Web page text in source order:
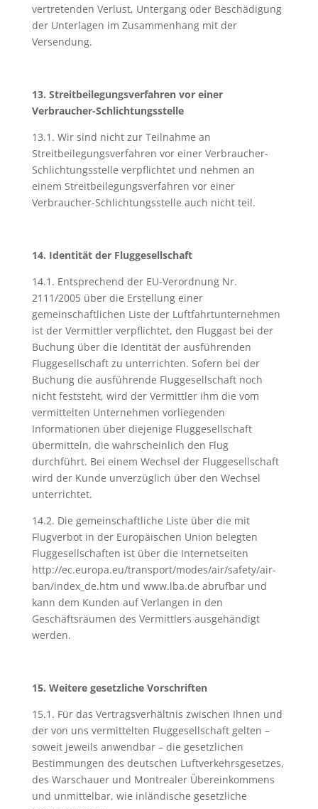
vertretenden Verlust, Untergang oder Beschädigung
der Unterlagen im Zusammenhang mit der
Versendung.
13. Streitbeilegungsverfahren vor einer
Verbraucher-Schlichtungsstelle
13.1. Wir sind nicht zur Teilnahme an
Streitbeilegungsverfahren vor einer Verbraucher-
Schlichtungsstelle verpflichtet und nehmen an
einem Streitbeilegungsverfahren vor einer
Verbraucher-Schlichtungsstelle auch nicht teil.
14. Identität der Fluggesellschaft
14.1. Entsprechend der EU-Verordnung Nr.
2111/2005 über die Erstellung einer
gemeinschaftlichen Liste der Luftfahrtunternehmen
ist der Vermittler verpflichtet, den Fluggast bei der
Buchung über die Identität der ausführenden
Fluggesellschaft zu unterrichten. Sofern bei der
Buchung die ausführende Fluggesellschaft noch
nicht feststeht, wird der Vermittler ihm die vom
vermittelten Unternehmen vorliegenden
Informationen über diejenige Fluggesellschaft
übermitteln, die wahrscheinlich den Flug
durchführt. Bei einem Wechsel der Fluggesellschaft
wird der Kunde unverzüglich über den Wechsel
unterrichtet.
14.2. Die gemeinschaftliche Liste über die mit
Flugverbot in der Europäischen Union belegten
Fluggesellschaften ist über die Internetseiten
http://ec.europa.eu/transport/modes/air/safety/air-
ban/index_de.htm und www.lba.de abrufbar und
kann dem Kunden auf Verlangen in den
Geschäftsräumen des Vermittlers ausgehändigt
werden.
15. Weitere gesetzliche Vorschriften
15.1. Für das Vertragsverhältnis zwischen Ihnen und
der von uns vermittelten Fluggesellschaft gelten –
soweit jeweils anwendbar – die gesetzlichen
Bestimmungen des deutschen Luftverkehrsgesetzes,
des Warschauer und Montrealer Übereinkommens
und unmittelbar, wie inländische gesetzliche